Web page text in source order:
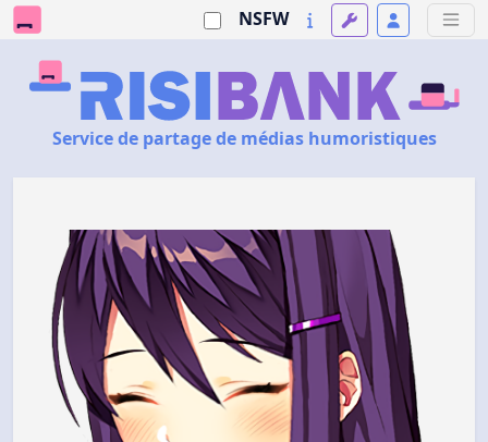
NSFW
Service de partage de médias humoristiques